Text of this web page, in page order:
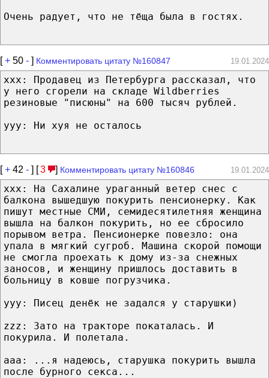
Очень радует, что не тёща была в гостях.
[+ 50 - ] Комментировать цитату №160847 19.01.2024
xxx: Продавец из Петербурга рассказал, что
у него сгорели на складе Wildberries
резиновые "писюны" на 600 тысяч рублей.
уyy: Ни хуя не осталось
[+ 42 - ] [3 ] Комментировать цитату №160846 19.01.2024
xxx: На Сахалине ураганный ветер снес с
балкона вышедшую покурить пенсионерку. Как
пишут местные СМИ, семидесятилетняя женщина
вышла на балкон покурить, но ее сбросило
порывом ветра. Пенсионерке повезло: она
упала в мягкий сугроб. Машина скорой помощи
не смогла проехать к дому из-за снежных
заносов, и женщину пришлось доставить в
больницу в ковше погрузчика.
yyy: Писец денёк не задался у старушки)
zzz: Зато на тракторе покаталась. И
покурила. И полетала.
aaa: ...я надеюсь, старушка покурить вышла
после бурного секса...